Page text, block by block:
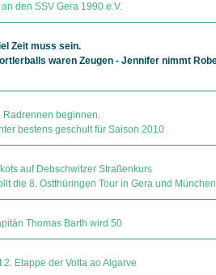
den SSV Gera 1990 e.V.
Zeit muss sein.
waren Zeugen - Jennifer nimmt
Radrennen beginnen.
bestens geschult für Saison 2010
auf Debschwitzer Straßenkurs
die 8. Ostthüringen Tour in Gera und
Thomas Barth wird 50
Etappe der Volta ao Algarve